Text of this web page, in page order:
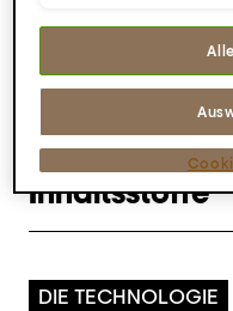
Inhaltsstoffe
DIE TECHNOLOGIE